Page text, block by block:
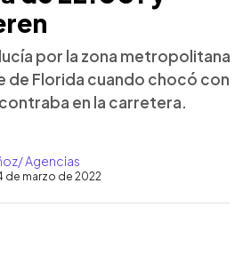
por la zona metropolitana
de Florida cuando chocó con
en la carretera.
Agencias
de marzo de 2022